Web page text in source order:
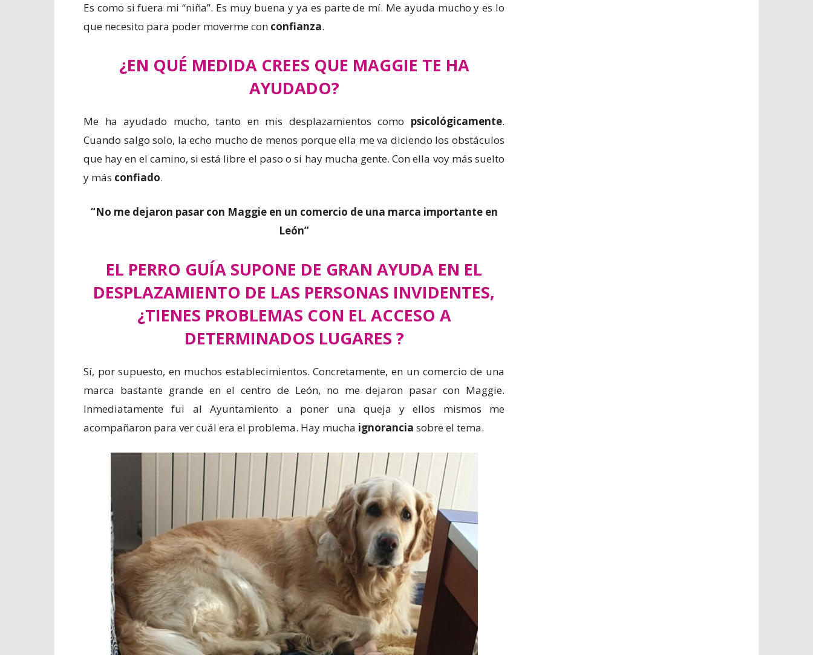
Es como si fuera mi “niña”. Es muy buena y ya es parte de mí. Me ayuda mucho y es lo
que necesito para poder moverme con confianza.
¿EN QUÉ MEDIDA CREES QUE MAGGIE TE HA
AYUDADO?
Me ha ayudado mucho, tanto en mis desplazamientos como psicológicamente.
Cuando salgo solo, la echo mucho de menos porque ella me va diciendo los obstáculos
que hay en el camino, si está libre el paso o si hay mucha gente. Con ella voy más suelto
y más confiado.
“No me dejaron pasar con Maggie en un comercio de una marca importante en
León”
EL PERRO GUÍA SUPONE DE GRAN AYUDA EN EL
DESPLAZAMIENTO DE LAS PERSONAS INVIDENTES,
¿TIENES PROBLEMAS CON EL ACCESO A
DETERMINADOS LUGARES ?
Sí, por supuesto, en muchos establecimientos. Concretamente, en un comercio de una
marca bastante grande en el centro de León, no me dejaron pasar con Maggie.
Inmediatamente fui al Ayuntamiento a poner una queja y ellos mismos me
acompañaron para ver cuál era el problema. Hay mucha ignorancia sobre el tema.